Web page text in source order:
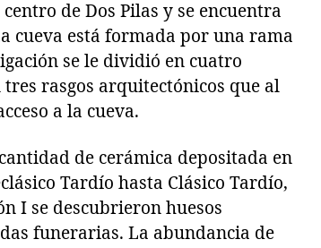
de Dos Pilas y se encuentra
cueva está formada por una rama
se le dividió en cuatro
rasgos arquitectónicos que al
a la cueva.
de cerámica depositada en
Tardío hasta Clásico Tardío,
I se descubrieron huesos
funerarias. La abundancia de